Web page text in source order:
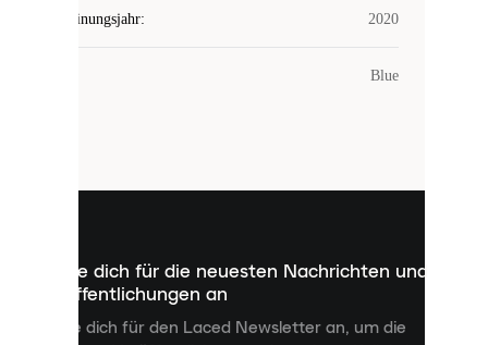
Erscheinungsjahr: 2020
Blue
Melde dich für die neuesten Nachrichten und
Veröffentlichungen an
Melde dich für den Laced Newsletter an, um die
COOKIES
kleine
dienen,
Inhalte